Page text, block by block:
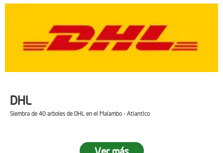
DHL
Siembra de 40 arboles de DHL en el Malambo - Atlantico